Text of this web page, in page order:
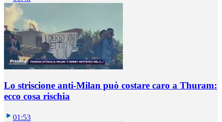
Lo striscione anti-Milan può costare caro a Thuram:
ecco cosa rischia
01:53